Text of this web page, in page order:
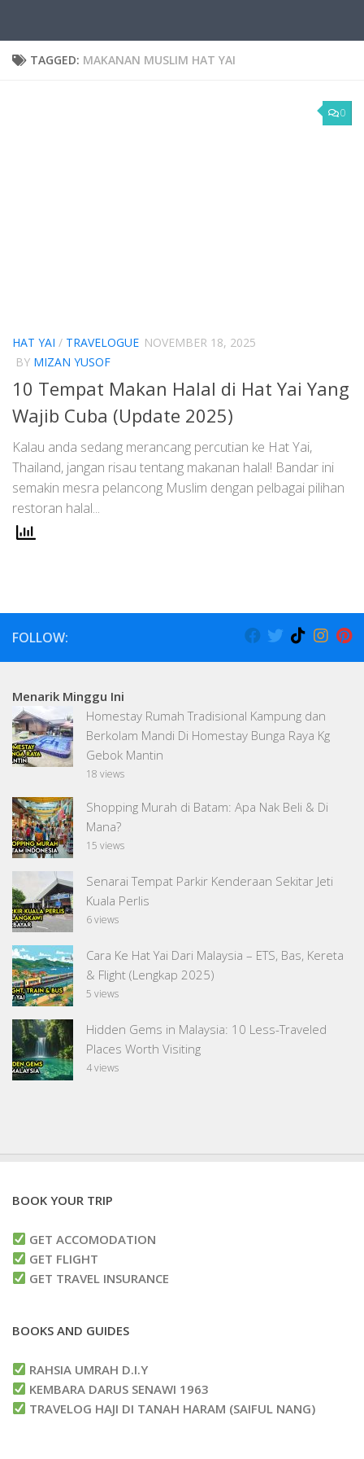
TAGGED: MAKANAN MUSLIM HAT YAI
0
HAT YAI / TRAVELOGUE NOVEMBER 18, 2025
BY MIZAN YUSOF
10 Tempat Makan Halal di Hat Yai Yang
Wajib Cuba (Update 2025)
Kalau anda sedang merancang percutian ke Hat Yai,
Thailand, jangan risau tentang makanan halal! Bandar ini
semakin mesra pelancong Muslim dengan pelbagai pilihan
restoran halal...
FOLLOW:
Menarik Minggu Ini
Homestay Rumah Tradisional Kampung dan
Berkolam Mandi Di Homestay Bunga Raya Kg
Gebok Mantin
18 views
Shopping Murah di Batam: Apa Nak Beli & Di
Mana?
15 views
Senarai Tempat Parkir Kenderaan Sekitar Jeti
Kuala Perlis
6 views
Cara Ke Hat Yai Dari Malaysia – ETS, Bas, Kereta
& Flight (Lengkap 2025)
5 views
Hidden Gems in Malaysia: 10 Less-Traveled
Places Worth Visiting
4 views
BOOK YOUR TRIP
GET ACCOMODATION
GET FLIGHT
GET TRAVEL INSURANCE
BOOKS AND GUIDES
RAHSIA UMRAH D.I.Y
KEMBARA DARUS SENAWI 1963
TRAVELOG HAJI DI TANAH HARAM (SAIFUL NANG)